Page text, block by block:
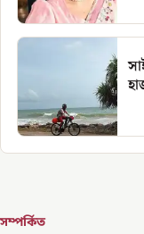
সম্পর্কিত